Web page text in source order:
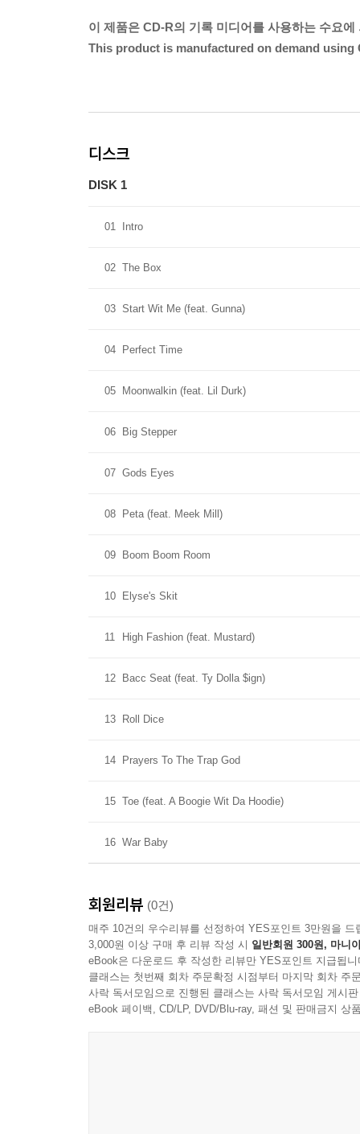
이 제품은 CD-R의 기록 미디어를 사용하는 수요에
This product is manufactured on demand using
디스크
DISK 1
01 Intro
02 The Box
03 Start Wit Me (feat. Gunna)
04 Perfect Time
05 Moonwalkin (feat. Lil Durk)
06 Big Stepper
07 Gods Eyes
08 Peta (feat. Meek Mill)
09 Boom Boom Room
10 Elyse's Skit
11 High Fashion (feat. Mustard)
12 Bacc Seat (feat. Ty Dolla $ign)
13 Roll Dice
14 Prayers To The Trap God
15 Toe (feat. A Boogie Wit Da Hoodie)
16 War Baby
회원리뷰 (0건)
매주 10건의 우수리뷰를 선정하여 YES포인트 3만원을 드
3,000원 이상 구매 후 리뷰 작성 시 일반회원 300원, 마니
eBook은 다운로드 후 작성한 리뷰만 YES포인트 지급됩니
클래스는 첫번째 회차 주문확정 시점부터 마지막 회차 주
사락 독서모임으로 진행된 클래스는 사락 독서모임 게시
eBook 페이백, CD/LP, DVD/Blu-ray, 패션 및 판매금지 상